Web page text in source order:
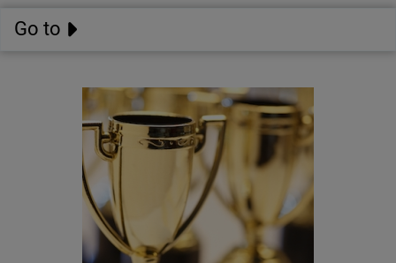
Go to